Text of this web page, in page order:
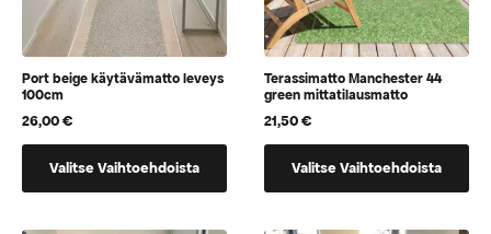
Port beige käytävämatto leveys
100cm
26,00€
Valitse Vaihtoehdoista
Terassimatto Manchester 44
green mittatilausmatto
21,50€
Valitse Vaihtoehdoista